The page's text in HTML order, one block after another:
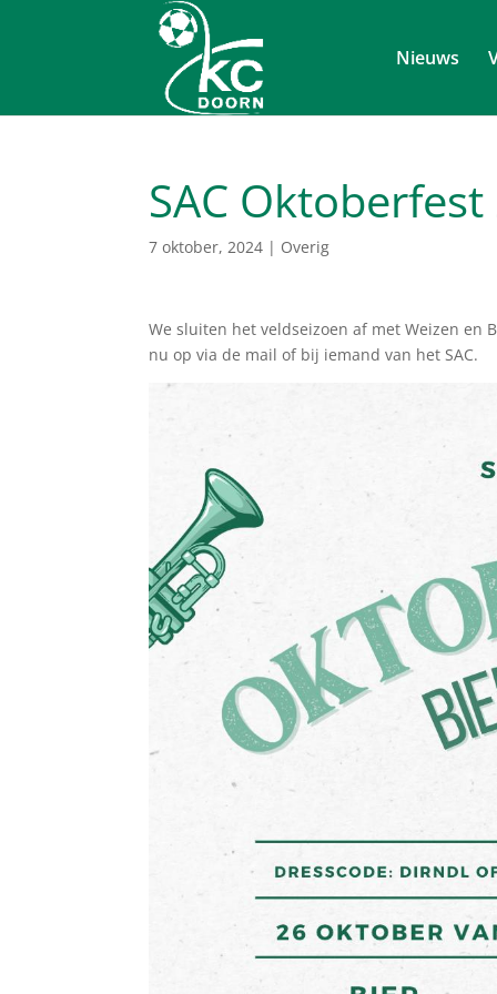
Nieuws
SAC
7 oktober, 2024 | Overig
We sluiten het veldseizoen af met Weizen en
nu op via de mail of bij iemand van het SAC.